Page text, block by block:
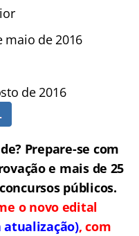
maio de 2016
de 2016
Prepare-se com
e mais de 25
públicos.
o novo edital
atualização), com